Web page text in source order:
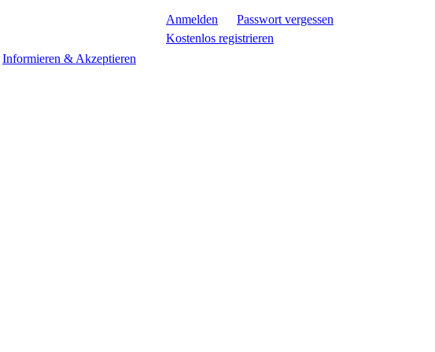
Anmelden
Passwort vergessen
Kostenlos registrieren
Informieren & Akzeptieren